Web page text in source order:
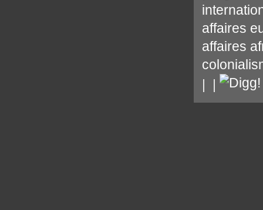
affaires
affaires
|
|